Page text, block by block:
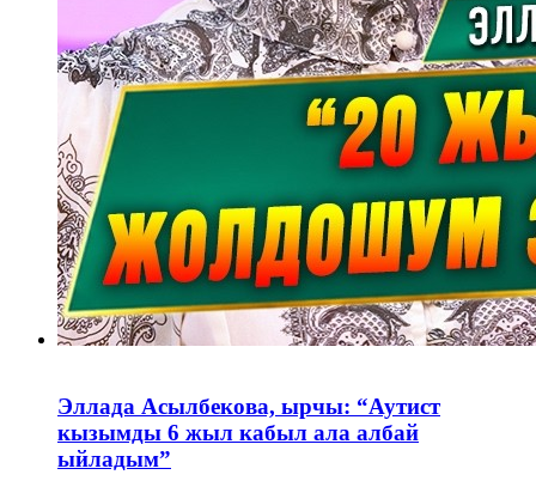
Эллада Асылбекова, ырчы: “Аутист
кызымды 6 жыл кабыл ала албай
ыйладым”